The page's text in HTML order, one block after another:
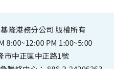
隆港務分公司 版權所有
8:00~12:00 PM 1:00~5:00
市中正區中正路1號